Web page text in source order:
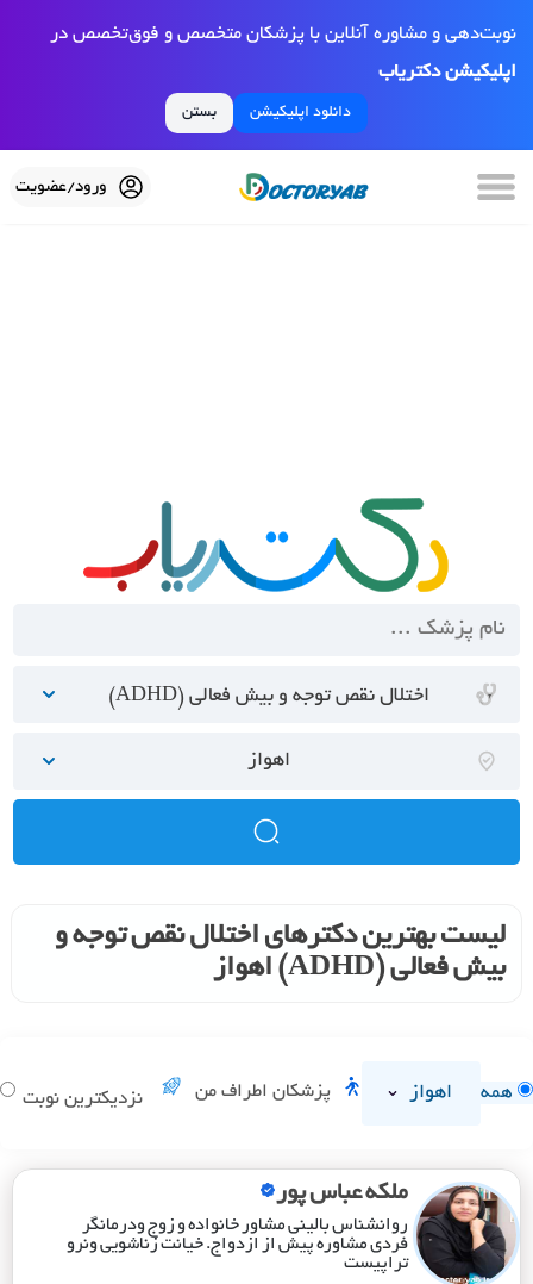
نوبت‌دهی و مشاوره آنلاین با پزشکان متخصص و فوق‌تخصص در
اپلیکیشن دکتریاب
دانلود اپلیکیشن بستن
ورود/عضویت
اختلال نقص توجه و بیش فعالی (ADHD)
اهواز
لیست بهترین دکترهای اختلال نقص توجه و
بیش فعالی (ADHD) اهواز
همه اهواز پزشکان اطراف من نزدیکترین نوبت
ملکه عباس پور
روانشناس بالینی مشاور خانواده و زوج ودرمانگر
فردی مشاوره پیش از ازدواج. خیانت زناشویی ونرو
تراپیست